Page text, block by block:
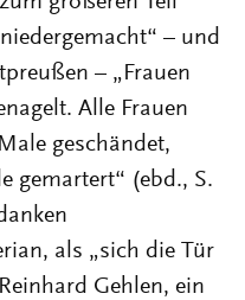
– und
– „Frauen
Alle Frauen
geschändet,
gemartert“ (ebd., S.
als „sich die Tür
Gehlen, ein